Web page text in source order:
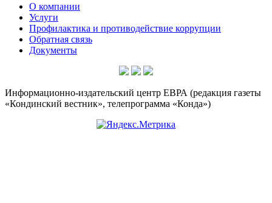
О компании
Услуги
Профилактика и противодействие коррупции
Обратная связь
Документы
Информационно-издательский центр ЕВРА (редакция газеты
«Кондинский вестник», телепрограмма «Конда»)